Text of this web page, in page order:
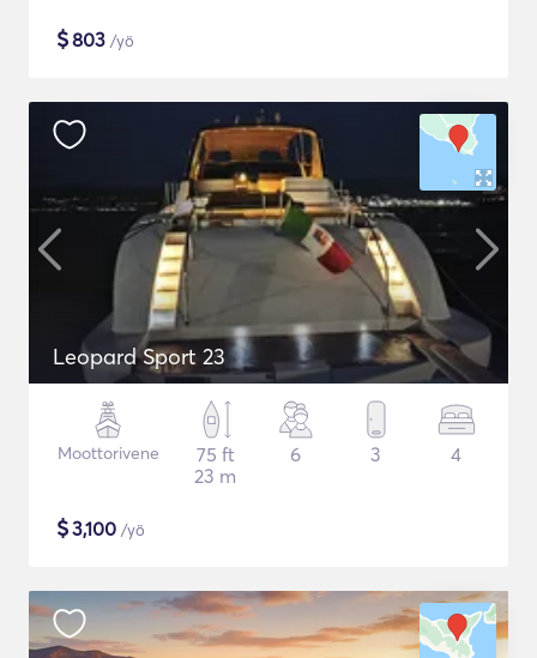
$803 /yö
Leopard Sport 23
Moottorivene
75 ft
23 m
6 3 4
$3,100 /yö